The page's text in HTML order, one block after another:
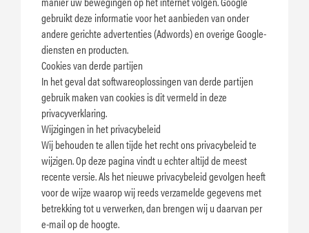
gebruikt deze informatie voor het aanbieden van onder
andere gerichte advertenties (Adwords) en overige Google-
diensten en producten.
Cookies van derde partijen
In het geval dat softwareoplossingen van derde partijen
gebruik maken van cookies is dit vermeld in deze
privacyverklaring.
Wijzigingen in het privacybeleid
Wij behouden te allen tijde het recht ons privacybeleid te
wijzigen. Op deze pagina vindt u echter altijd de meest
recente versie. Als het nieuwe privacybeleid gevolgen heeft
voor de wijze waarop wij reeds verzamelde gegevens met
betrekking tot u verwerken, dan brengen wij u daarvan per
e-mail op de hoogte.